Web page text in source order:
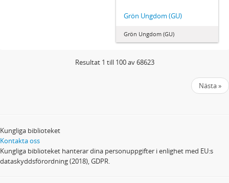
Grön Ungdom (GU)
Grön Ungdom (GU)
Resultat 1 till 100 av 68623
Nästa »
Kungliga biblioteket
Kontakta oss
Kungliga biblioteket hanterar dina personuppgifter i enlighet med EU:s
dataskyddsförordning (2018), GDPR.